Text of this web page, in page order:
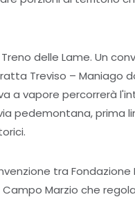
delle Lame. Un
Treviso – Maniago
a vapore percorrerà
pedemontana, prima
tra Fondazione
Marzio che